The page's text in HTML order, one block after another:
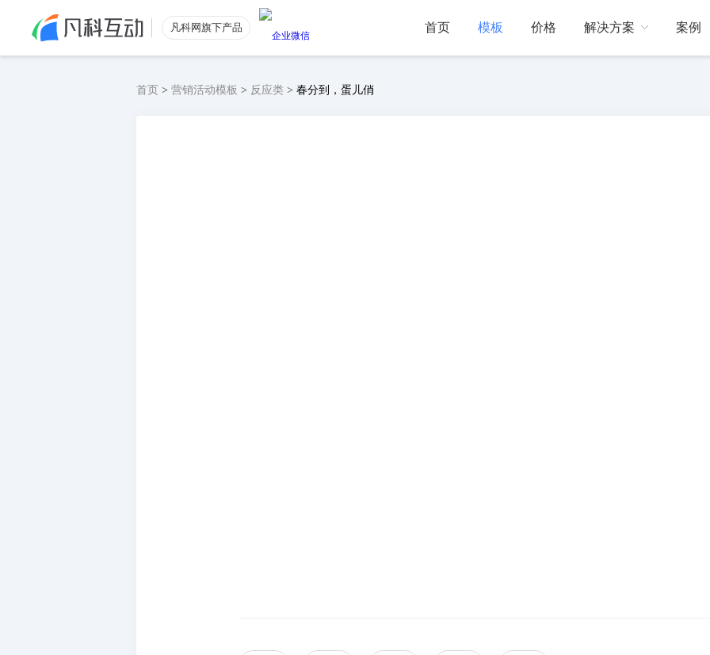
凡科网旗下产品 首页 模板 价格 解决方案 案例
首页 > 营销活动模板 > 反应类 > 春分到，蛋儿俏